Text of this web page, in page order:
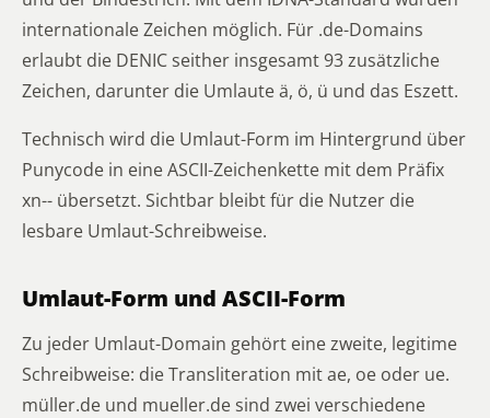
internationale Zeichen möglich. Für .de-Domains
erlaubt die DENIC seither insgesamt 93 zusätzliche
Zeichen, darunter die Umlaute ä, ö, ü und das Eszett.
Technisch wird die Umlaut-Form im Hintergrund über
Punycode in eine ASCII-Zeichenkette mit dem Präfix
xn-- übersetzt. Sichtbar bleibt für die Nutzer die
lesbare Umlaut-Schreibweise.
Umlaut-Form und ASCII-Form
Zu jeder Umlaut-Domain gehört eine zweite, legitime
Schreibweise: die Transliteration mit ae, oe oder ue.
müller.de und mueller.de sind zwei verschiedene